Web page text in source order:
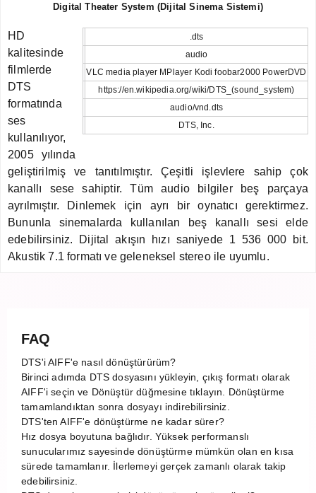
Digital Theater System (Dijital Sinema Sistemi)
.dts
audio
VLC media player MPlayer Kodi foobar2000 PowerDVD
https://en.wikipedia.org/wiki/DTS_(sound_system)
audio/vnd.dts
DTS, Inc.
HD
kalitesinde
filmlerde
DTS
formatında
ses
kullanılıyor,
2005 yılında
geliştirilmiş ve tanıtılmıştır. Çeşitli işlevlere sahip çok
kanallı sese sahiptir. Tüm audio bilgiler beş parçaya
ayrılmıştır. Dinlemek için ayrı bir oynatıcı gerektirmez.
Bununla sinemalarda kullanılan beş kanallı sesi elde
edebilirsiniz. Dijital akışın hızı saniyede 1 536 000 bit.
Akustik 7.1 formatı ve geleneksel stereo ile uyumlu.
FAQ
DTS'i AIFF'e nasıl dönüştürürüm?
Birinci adımda DTS dosyasını yükleyin, çıkış formatı olarak
AIFF'i seçin ve Dönüştür düğmesine tıklayın. Dönüştürme
tamamlandıktan sonra dosyayı indirebilirsiniz.
DTS'ten AIFF'e dönüştürme ne kadar sürer?
Hız dosya boyutuna bağlıdır. Yüksek performanslı
sunucularımız sayesinde dönüştürme mümkün olan en kısa
sürede tamamlanır. İlerlemeyi gerçek zamanlı olarak takip
edebilirsiniz.